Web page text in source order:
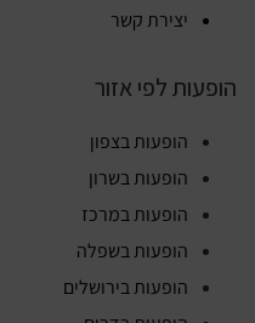
יצירת קשר
הופעות לפי אזור
הופעות בצפון
הופעות בשרון
הופעות במרכז
הופעות בשפלה
הופעות בירושלים